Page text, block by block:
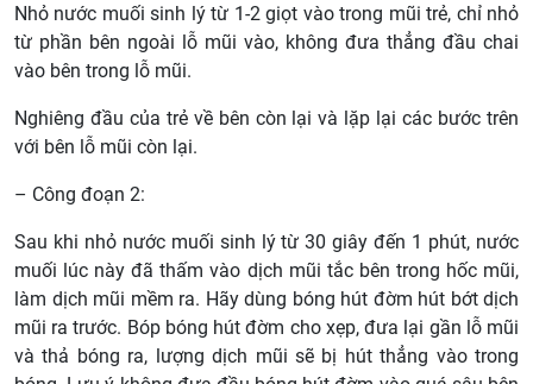
Nhỏ nước muối sinh lý từ 1-2 giọt vào trong mũi trẻ, chỉ nhỏ
từ phần bên ngoài lỗ mũi vào, không đưa thẳng đầu chai
vào bên trong lỗ mũi.
Nghiêng đầu của trẻ về bên còn lại và lặp lại các bước trên
với bên lỗ mũi còn lại.
– Công đoạn 2:
Sau khi nhỏ nước muối sinh lý từ 30 giây đến 1 phút, nước
muối lúc này đã thấm vào dịch mũi tắc bên trong hốc mũi,
làm dịch mũi mềm ra. Hãy dùng bóng hút đờm hút bớt dịch
mũi ra trước. Bóp bóng hút đờm cho xẹp, đưa lại gần lỗ mũi
và thả bóng ra, lượng dịch mũi sẽ bị hút thẳng vào trong